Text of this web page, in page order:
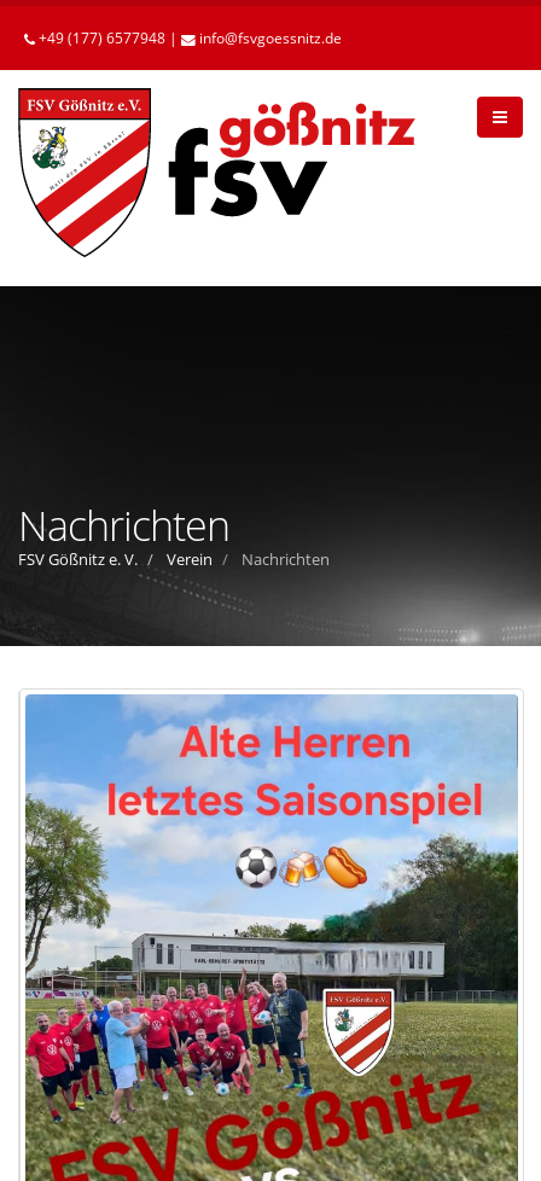
Betätigen
die
Enter-
Taste,
um
zum
Hauptinhalt
gelangen.
+49 (177) 6577948 | info fsvgoessnitz de
Nachrichten
FSV Gößnitz e. V. Verein Nachrichten